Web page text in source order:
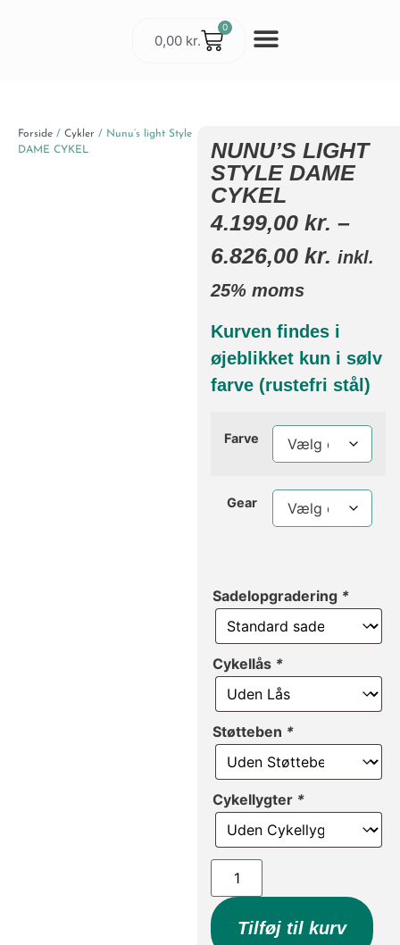
0,00 kr.
0
Forside / Cykler / Nunu’s light Style
DAME CYKEL
NUNU’S LIGHT
STYLE DAME
CYKEL
4.199,00kr. –
6.826,00kr. inkl.
25% moms
Kurven findes i
øjeblikket kun i sølv
farve (rustefri stål)
Farve
Gear
Sadelopgradering *
Cykellås *
Støtteben *
Cykellygter *
Tilføj til kurv